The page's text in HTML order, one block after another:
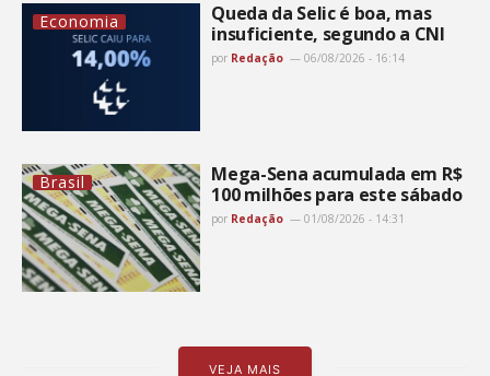
Economia
Queda da Selic é boa, mas
insuficiente, segundo a CNI
por Redação 06/08/2026 - 16:14
Brasil
Mega-Sena acumulada em R$
100 milhões para este sábado
por Redação 01/08/2026 - 14:31
VEJA MAIS